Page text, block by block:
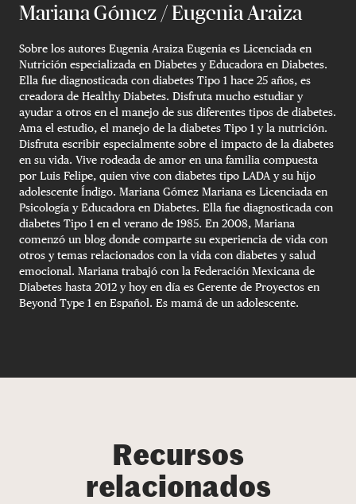
Mariana Gómez / Eugenia Araiza
Sobre los autores Eugenia Araiza Eugenia es Licenciada en
Nutrición especializada en Diabetes y Educadora en Diabetes.
Ella fue diagnosticada con diabetes Tipo 1 hace 25 años, es
creadora de Healthy Diabetes. Disfruta mucho estudiar y
ayudar a otros en el manejo de sus diferentes tipos de diabetes.
Ama el estudio, el manejo de la diabetes Tipo 1 y la nutrición.
Disfruta escribir especialmente sobre el impacto de la diabetes
en su vida. Vive rodeada de amor en una familia compuesta
por Luis Felipe, quien vive con diabetes tipo LADA y su hijo
adolescente Índigo. Mariana Gómez Mariana es Licenciada en
Psicología y Educadora en Diabetes. Ella fue diagnosticada con
diabetes Tipo 1 en el verano de 1985. En 2008, Mariana
comenzó un blog donde comparte su experiencia de vida con
otros y temas relacionados con la vida con diabetes y salud
emocional. Mariana trabajó con la Federación Mexicana de
Diabetes hasta 2012 y hoy en día es Gerente de Proyectos en
Beyond Type 1 en Español. Es mamá de un adolescente.
Recursos
relacionados